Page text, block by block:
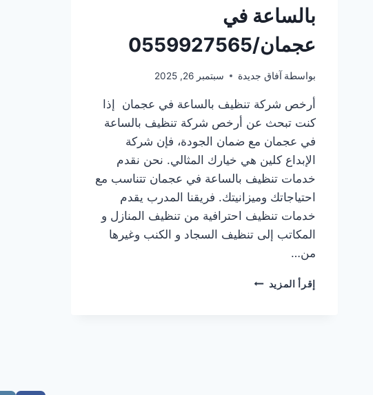
بالساعة في
عجمان/0559927565
بواسطة آفاق جديدة سبتمبر 26, 2025
أرخص شركة تنظيف بالساعة في عجمان إذا
كنت تبحث عن أرخص شركة تنظيف بالساعة
في عجمان مع ضمان الجودة، فإن شركة
الإبداع كلين هي خيارك المثالي. نحن نقدم
خدمات تنظيف بالساعة في عجمان تتناسب مع
احتياجاتك وميزانيتك. فريقنا المدرب يقدم
خدمات تنظيف احترافية من تنظيف المنازل و
المكاتب إلى تنظيف السجاد و الكنب وغيرها
من…
إقرأ المزيد أرخص